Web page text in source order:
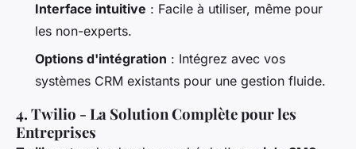
Interface intuitive : Facile à utiliser, même pour
les non-experts.
Options d'intégration : Intégrez avec vos
systèmes CRM existants pour une gestion fluide.
4. Twilio - La Solution Complète pour les
Entreprises